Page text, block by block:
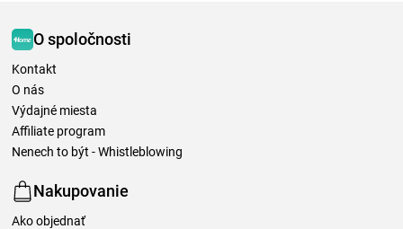
O spoločnosti
Kontakt
O nás
Výdajné miesta
Affiliate program
Nenech to být - Whistleblowing
Nakupovanie
Ako objednať